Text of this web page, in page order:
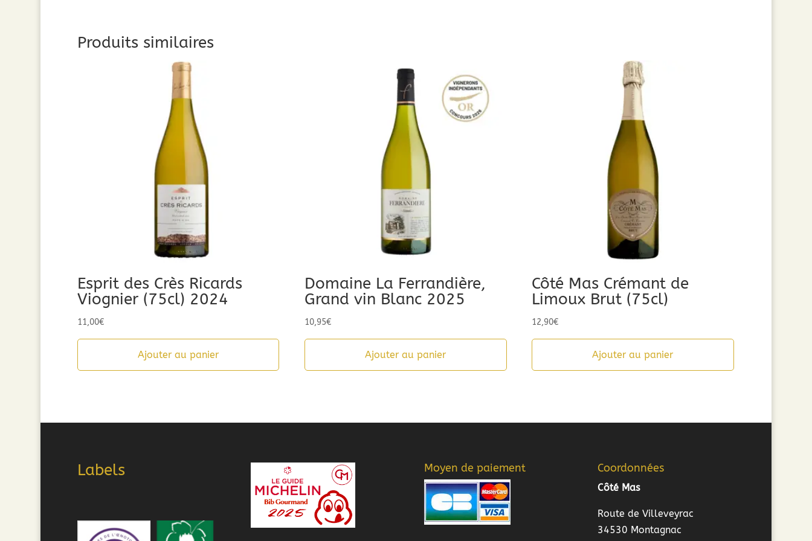
Produits similaires
Esprit des Crès Ricards
Viognier (75cl) 2024
11,00€
Ajouter au panier
Domaine La Ferrandière,
Grand vin Blanc 2025
10,95€
Ajouter au panier
Côté Mas Crémant de
Limoux Brut (75cl)
12,90€
Ajouter au panier
Labels Moyen de paiement Coordonnées
Côté Mas
Route de Villeveyrac
34530 Montagnac